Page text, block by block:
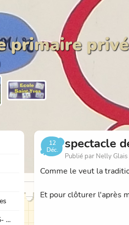
primaire
Les projets pour l'année 2025- 2026: école dehors, journées partage des classes, et coopération avec les résidents de l'EHPAD
12
Déc.
spectacle
Publié par Nelly Glais
Comme le veut la
Et pour clôturer l'après